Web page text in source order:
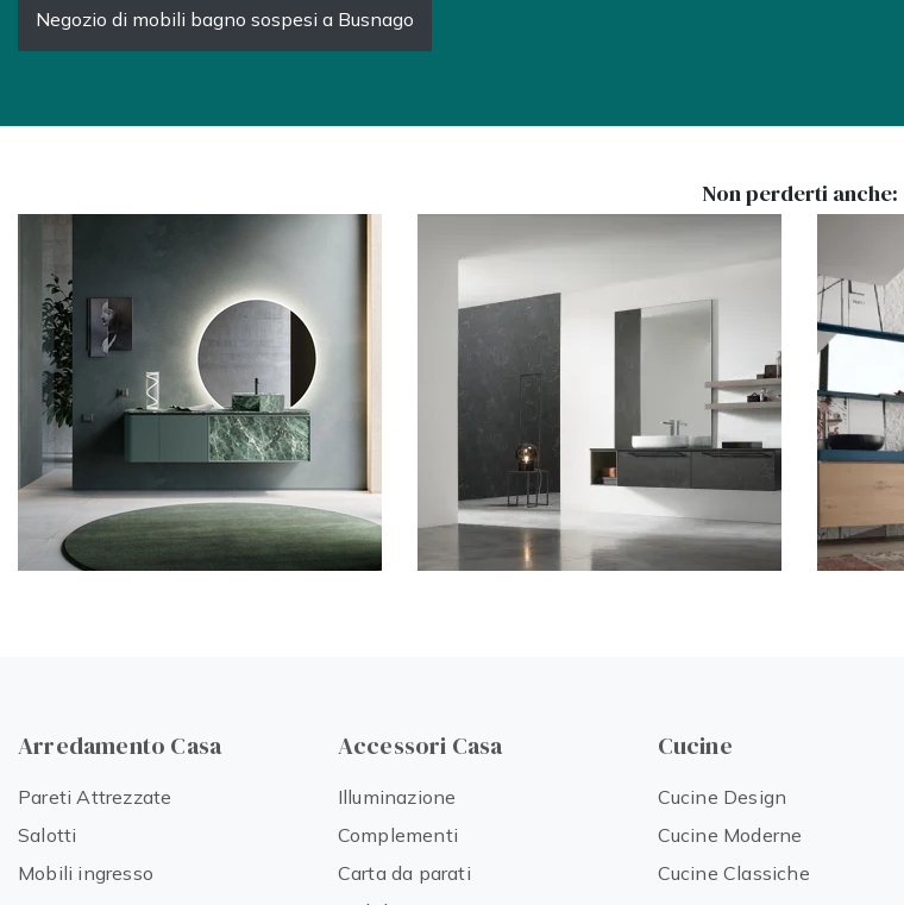
Negozio di mobili bagno sospesi a Busnago
Non perderti anche:
Arredamento Casa
Pareti Attrezzate
Salotti
Mobili ingresso
Accessori Casa
Illuminazione
Complementi
Carta da parati
Cucine
Cucine Design
Cucine Moderne
Cucine Classiche